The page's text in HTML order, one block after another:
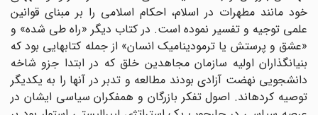
خود مانند مطهرات در اسلام، احکام اسلامى را بر مبناى قوانین
علمى توجیه و تفسیر نموده است. در کتاب دیگر «راه طى شده» و
«عشق و پرستش یا ترمودینامیک انسان» از جمله کتابهایى بود که
بنیانگذاران اولیه سازمان مجاهدین خلق که در ابتدا جزو شاخه
دانشجویى نهضت آزادى بودند مطالعه و تدبر در آنها را به یکدیگر
توصیه کرده‏اند. اصول تفکر بازرگان و همفکران سیاسى ایشان در